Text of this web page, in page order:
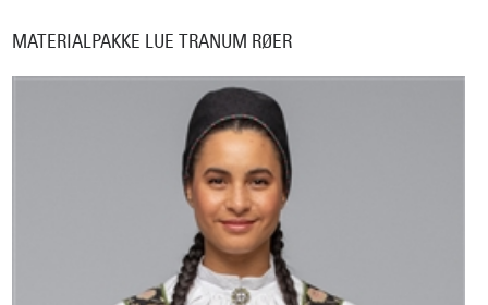
MATERIALPAKKE LUE TRANUM RØER